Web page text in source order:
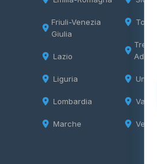
Friuli-Venezia
Giulia
Lazio
Liguria
Lombardia
Marche
Adige
Umbria
Valle
Veneto